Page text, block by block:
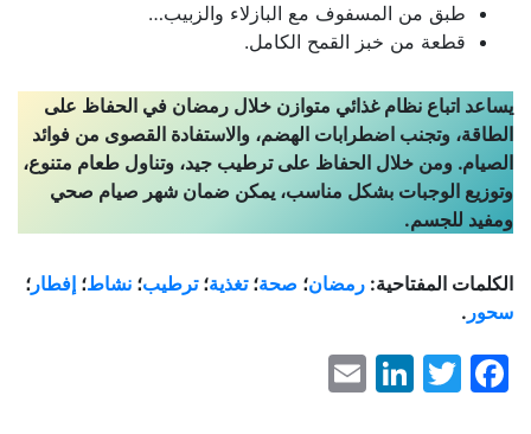
طبق من المسفوف مع البازلاء والزبيب…
قطعة من خبز القمح الكامل.
يساعد اتباع نظام غذائي متوازن خلال رمضان في الحفاظ على
الطاقة، وتجنب اضطرابات الهضم، والاستفادة القصوى من فوائد
الصيام. ومن خلال الحفاظ على ترطيب جيد، وتناول طعام متنوع،
وتوزيع الوجبات بشكل مناسب، يمكن ضمان شهر صيام صحي
ومفيد للجسم.
الكلمات المفتاحية: رمضان؛ صحة؛تغذية؛ترطيب؛ نشاط؛ إفطار ؛
سحور .
Facebook
Twitter
LinkedIn